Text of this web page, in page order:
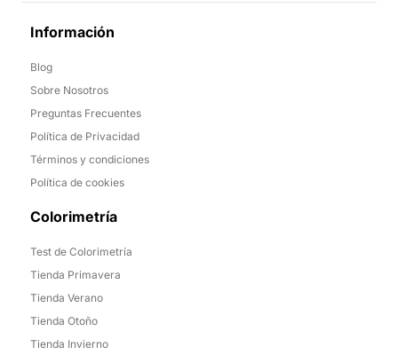
Información
Blog
Sobre Nosotros
Preguntas Frecuentes
Política de Privacidad
Términos y condiciones
Política de cookies
Colorimetría
Test de Colorimetría
Tienda Primavera
Tienda Verano
Tienda Otoño
Tienda Invierno